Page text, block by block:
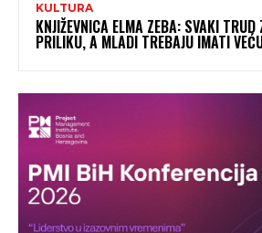
KULTURA
KNJIŽEVNICA ELMA ZEBA: SVAKI TRUD
PRILIKU, A MLADI TREBAJU IMATI